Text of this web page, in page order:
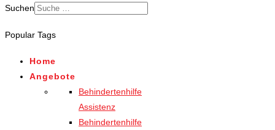
Suchen
for results.
Popular Tags
Home
Angebote
Behindertenhilfe
Assistenz
Behindertenhilfe